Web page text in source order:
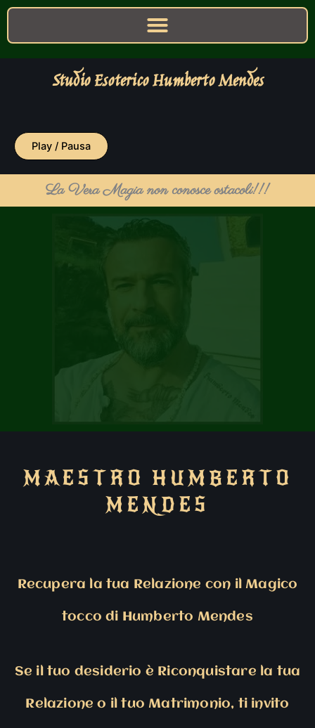
Studio Esoterico Humberto Mendes
Play / Pausa
La Vera Magia non conosce ostacoli!!!
MAESTRO HUMBERTO
MENDES
Recupera la tua Relazione con il Magico
tocco di Humberto Mendes
Se il tuo desiderio è Riconquistare la tua
Relazione o il tuo Matrimonio, ti invito